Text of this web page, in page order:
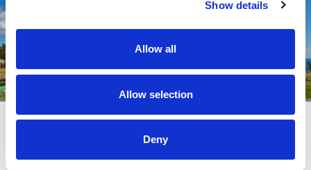
Show details
Allow all
Allow selection
Deny
Luxury parcela prvi red do mora
+